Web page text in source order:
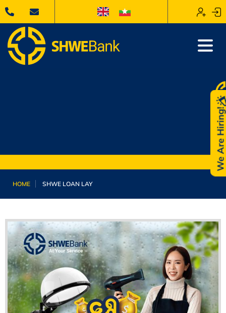
HOME SHWE LOAN LAY
We Are Hiring!